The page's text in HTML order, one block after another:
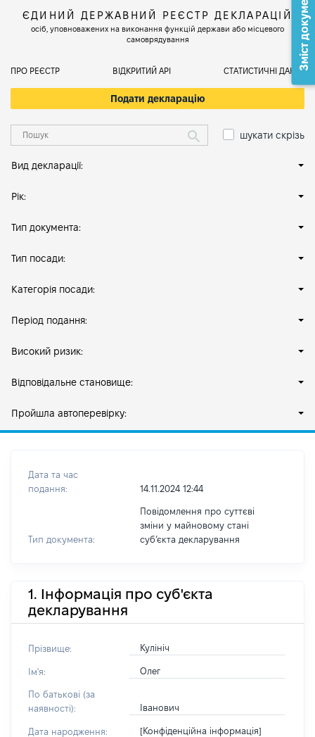
ЄДИНИЙ ДЕРЖАВНИЙ РЕЄСТР ДЕКЛАРАЦІЙ
осіб, уповноважених на виконання функцій держави або місцевого
самоврядування
ПРО РЕЄСТР ВІДКРИТИЙ АРІ СТАТИСТИЧНІ ДАНІ
Подати декларацію
шукати скрізь
Вид декларації:
Рік:
Тип документа:
Тип посади:
Категорія посади:
Період подання:
Високий ризик:
Відповідальне становище:
Пройшла автоперевірку:
Дата та час
подання:
14.11.2024 12:44
Тип документа:
Повідомлення про суттєві
зміни у майновому стані
субʼєкта декларування
1. Інформація про суб'єкта
декларування
Прізвище: Кулініч
Ім'я: Олег
По батькові (за
наявності):
Іванович
Дата народження: [Конфіденційна інформація]
Зміст документа